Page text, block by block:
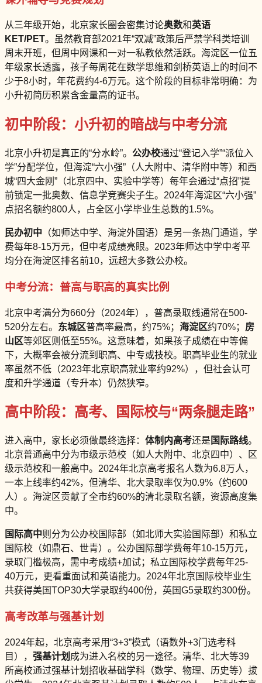
从三年级开始，北京家长圈会密集讨论奥数和英语
KET/PET。虽然教育部2021年“双减”政策后严禁学科类培训
周末开班，但周中网课和一对一私教依然活跃。海淀区一位五
年级家长透露，孩子每周花在数学思维和剑桥英语上的时间不
少于8小时，年花费约4-6万元。这个阶段的目标非常明确：为
小升初简历积累含金量高的证书。
初中阶段：小升初的暗战与中考分流
北京小升初是真正的“分水岭”。 公办校通过“登记入学”“派位入
学”分配学位，但海淀“六小强”（人大附中、清华附中等）和西
城“四大金刚”（北京四中、实验中学等）每年会通过“点招”提
前锁定一批奥数、信息学竞赛尖子生。2024年海淀区“六小强”
点招名额约800人，占全区小学毕业生总数的1.5%。
民办初中 （如师达中学、海淀外国语）是另一条热门通道，学
费每年8-15万元，但中考成绩亮眼。2023年师达中学中考平
均分在海淀区排名前10，远超大多数公办校。
中考分流：普高与职高的真实比例
北京中考满分为660分（2024年），普高录取线通常在500-
520分左右。 东城区普高率最高，约75%； 海淀区约70%； 房
山区等郊区则低至55%。这意味着，如果孩子成绩在中等偏
下，大概率会被分流到职高、中专或技校。职高毕业生的就业
率虽然不低（2023年北京职高就业率约92%），但社会认可
度和升学通道（专升本）仍然狭窄。
高中阶段：高考、国际校与“两条腿走路”
进入高中，家长必须做最终选择： 体制内高考还是 国际路线。
北京普通高中分为市级示范校（如人大附中、北京四中）、区
级示范校和一般高中。2024年北京高考报名人数为6.8万人，
一本上线率约42%，但清华、北大录取率仅为0.9%（约600
人）。海淀区贡献了全市约60%的清北录取名额，资源高度集
中。
国际高中则分为公办校国际部（如北师大实验国际部）和私立
国际校（如鼎石、世青）。公办国际部学费每年10-15万元，
录取门槛极高，需中考成绩+加试；私立国际校学费每年25-
40万元，更看重面试和英语能力。2024年北京国际校毕业生
共获得美国TOP30大学录取约400份，英国G5录取约300份。
高考改革与强基计划
2024年起，北京高考采用“3+3”模式（语数外+3门选考科
目）， 强基计划 成为进入名校的另一途径。清华、北大等39
所高校通过强基计划招收基础学科（数学、物理、历史等）拔